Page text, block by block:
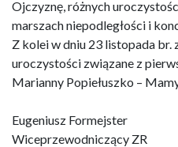
Ojczyznę, różnych
marszach niepodległości i
Z kolei w dniu 23 listopada br.
uroczystości związane z
Marianny Popiełuszko –
Eugeniusz Formejster
Wiceprzewodniczący ZR